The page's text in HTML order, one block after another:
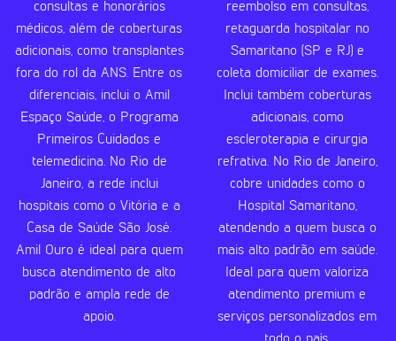
consultas e honorários
médicos, além de coberturas
adicionais, como transplantes
fora do rol da ANS. Entre os
diferenciais, inclui o Amil
Espaço Saúde, o Programa
Primeiros Cuidados e
telemedicina. No Rio de
Janeiro, a rede inclui
hospitais como o Vitória e a
Casa de Saúde São José.
Amil Ouro é ideal para quem
busca atendimento de alto
padrão e ampla rede de
apoio.
reembolso em consultas,
retaguarda hospitalar no
Samaritano (SP e RJ) e
coleta domiciliar de exames.
Inclui também coberturas
adicionais, como
escleroterapia e cirurgia
refrativa. No Rio de Janeiro,
cobre unidades como o
Hospital Samaritano,
atendendo a quem busca o
mais alto padrão em saúde.
Ideal para quem valoriza
atendimento premium e
serviços personalizados em